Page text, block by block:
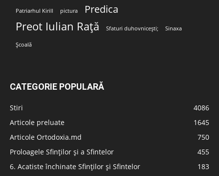
Patriarhul Kirill pictura Predica
Preot Iulian Rață Sfaturi duhovnicești; Sinaxa
Școală
CATEGORIE POPULARĂ
Stiri
4086
Articole preluate
1645
Articole Ortodoxia.md
750
Proloagele Sfinților și a Sfintelor
455
6. Acatiste închinate Sfinților și Sfintelor
183